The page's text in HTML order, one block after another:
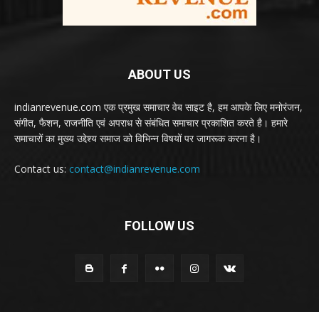
ABOUT US
indianrevenue.com एक प्रमुख समाचार वेब साइट है, हम आपके लिए मनोरंजन,
संगीत, फैशन, राजनीति एवं अपराध से संबंधित समाचार प्रकाशित करते है। हमारे
समाचारों का मुख्य उद्देश्य समाज को विभिन्न विषयों पर जागरूक करना है।
Contact us: contact@indianrevenue.com
FOLLOW US